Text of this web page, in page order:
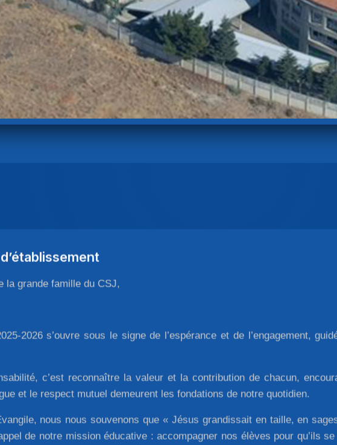
la grande famille du CSJ,
2026 s’ouvre sous le signe de l’espérance et de l’engagement,
c’est reconnaître la valeur et la contribution de chacun,
et le respect mutuel demeurent les fondations de notre quotidien.
nous nous souvenons que « Jésus grandissait en taille, en
de notre mission éducative : accompagner nos élèves pour qu’ils